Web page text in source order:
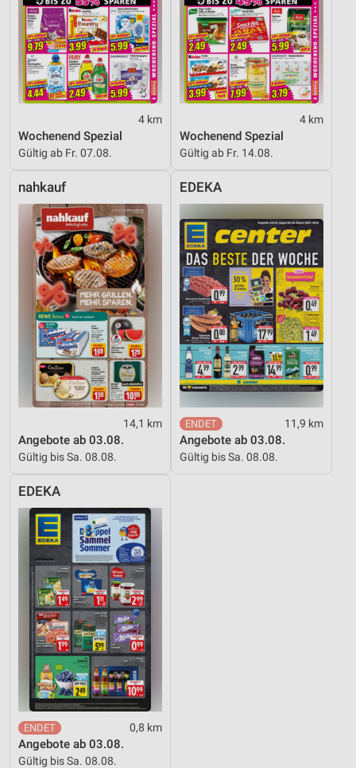
4 km
Wochenend Spezial
Gültig ab Fr. 07.08.
4 km
Wochenend Spezial
Gültig ab Fr. 14.08.
nahkauf
14,1 km
Angebote ab 03.08.
Gültig bis Sa. 08.08.
EDEKA
11,9 km
Angebote ab 03.08.
Gültig bis Sa. 08.08.
EDEKA
0,8 km
Angebote ab 03.08.
Gültig bis Sa. 08.08.